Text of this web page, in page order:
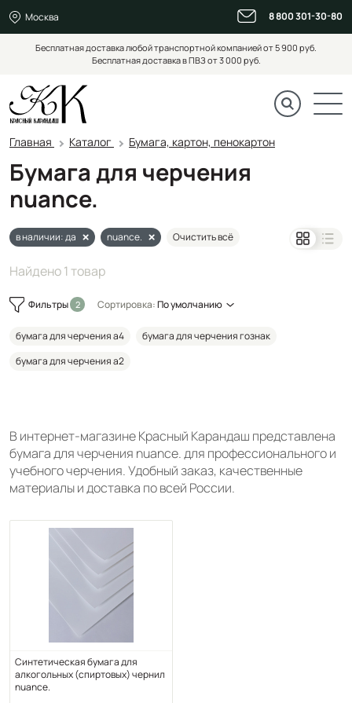
Москва 8 800 301-30-80
Бесплатная доставка любой транспортной компанией от 5 900 руб.
Бесплатная доставка в ПВЗ от 3 000 руб.
Главная Каталог Бумага, картон, пенокартон
Бумага для черчения
nuance.
в наличии: да nuance. Очистить всё
Найдено 1 товар
Фильтры Сортировка:По умолчанию
бумага для черчения а4
бумага для черчения гознак
бумага для черчения а2
В интернет-магазине Красный Карандаш представлена
бумага для черчения nuance. для профессионального и
учебного черчения. Удобный заказ, качественные
материалы и доставка по всей России.
Синтетическая бумага для
алкогольных (спиртовых) чернил
nuance.